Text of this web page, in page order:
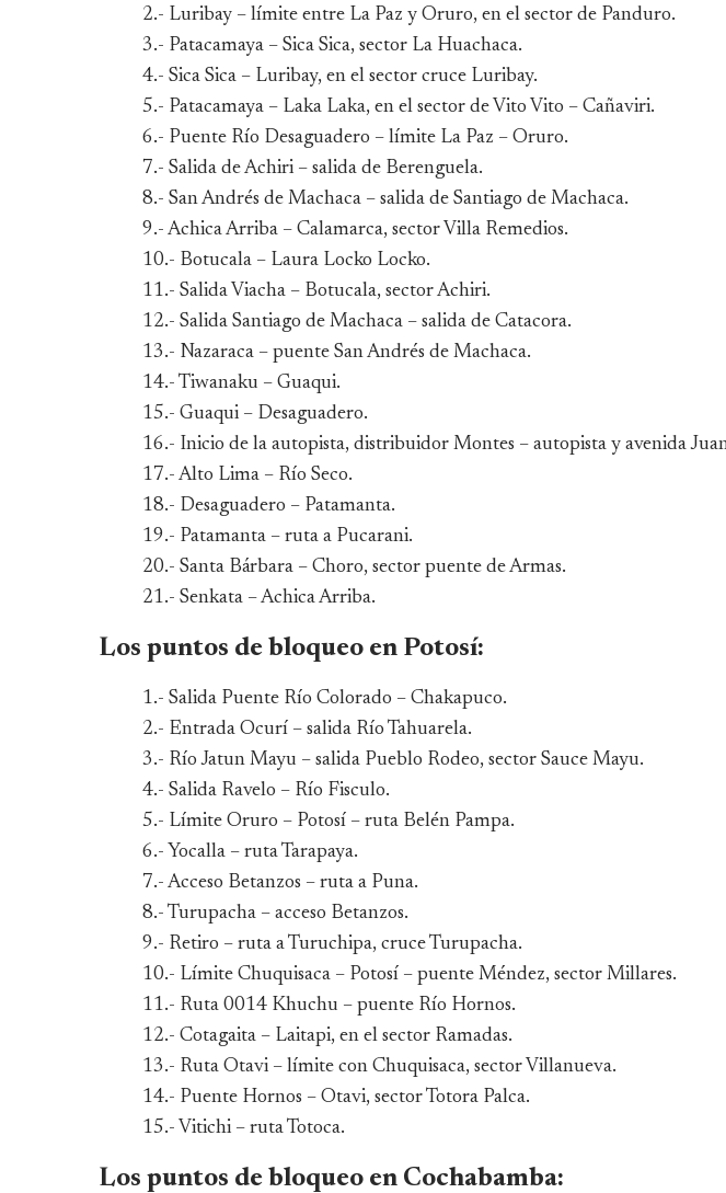
2.- Luribay – límite entre La Paz y Oruro, en el sector de Panduro.
3.- Patacamaya – Sica Sica, sector La Huachaca.
4.- Sica Sica – Luribay, en el sector cruce Luribay.
5.- Patacamaya – Laka Laka, en el sector de Vito Vito – Cañaviri.
6.- Puente Río Desaguadero – límite La Paz – Oruro.
7.- Salida de Achiri – salida de Berenguela.
8.- San Andrés de Machaca – salida de Santiago de Machaca.
9.- Achica Arriba – Calamarca, sector Villa Remedios.
10.- Botucala – Laura Locko Locko.
11.- Salida Viacha – Botucala, sector Achiri.
12.- Salida Santiago de Machaca – salida de Catacora.
13.- Nazaraca – puente San Andrés de Machaca.
14.- Tiwanaku – Guaqui.
15.- Guaqui – Desaguadero.
16.- Inicio de la autopista, distribuidor Montes – autopista y avenida
17.- Alto Lima – Río Seco.
18.- Desaguadero – Patamanta.
19.- Patamanta – ruta a Pucarani.
20.- Santa Bárbara – Choro, sector puente de Armas.
21.- Senkata – Achica Arriba.
Los puntos de bloqueo en Potosí:
1.- Salida Puente Río Colorado – Chakapuco.
2.- Entrada Ocurí – salida Río Tahuarela.
3.- Río Jatun Mayu – salida Pueblo Rodeo, sector Sauce Mayu.
4.- Salida Ravelo – Río Fisculo.
5.- Límite Oruro – Potosí – ruta Belén Pampa.
6.- Yocalla – ruta Tarapaya.
7.- Acceso Betanzos – ruta a Puna.
8.- Turupacha – acceso Betanzos.
9.- Retiro – ruta a Turuchipa, cruce Turupacha.
10.- Límite Chuquisaca – Potosí – puente Méndez, sector Millares.
11.- Ruta 0014 Khuchu – puente Río Hornos.
12.- Cotagaita – Laitapi, en el sector Ramadas.
13.- Ruta Otavi – límite con Chuquisaca, sector Villanueva.
14.- Puente Hornos – Otavi, sector Totora Palca.
15.- Vitichi – ruta Totoca.
Los puntos de bloqueo en Cochabamba: